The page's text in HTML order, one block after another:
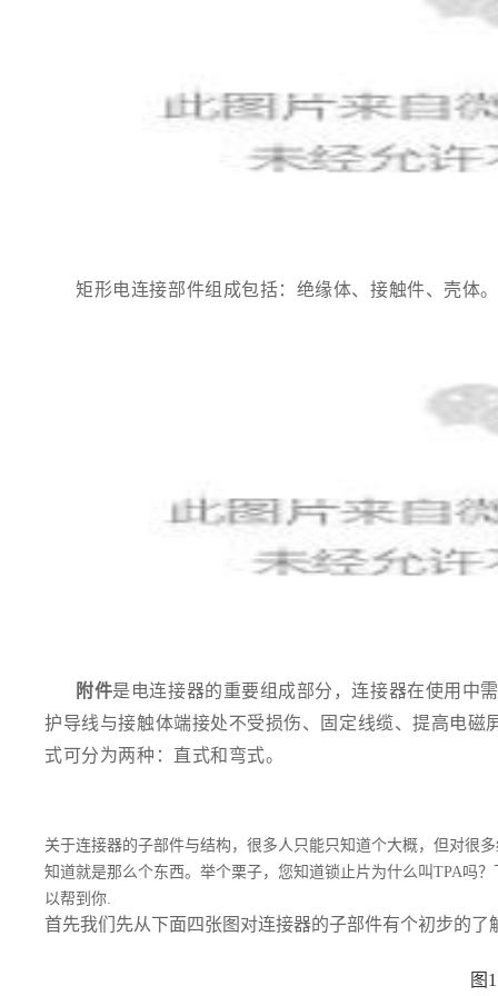
矩形电连接部件组成包括：绝缘体、接触件、壳体。
附件是电连接器的重要组成部分，连接器在使用中
护导线与接触体端接处不受损伤、固定线缆、提高电
式可分为两种：直式和弯式。
关于连接器的子部件与结构，很多人只能只知道个大概，但对很
知道就是那么个东西。举个栗子，您知道锁止片为什么叫TPA吗
以帮到你.
首先我们先从下面四张图对连接器的子部件有个初步的
图1